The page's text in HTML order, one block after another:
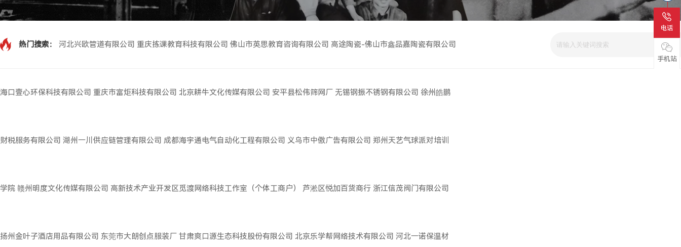
热门搜索： 河北兴欧管道有限公司 重庆拣课教育科技有限公司 佛山市英思教育咨询有限公司 高途陶瓷-佛山市鑫品嘉陶瓷有限公司
海口壹心环保科技有限公司 重庆市富炬科技有限公司 北京耕牛文化传媒有限公司 安平县松伟筛网厂 无锡钢振不锈钢有限公司 徐州皓鹏
财税服务有限公司 湖州一川供应链管理有限公司 成都海宇通电气自动化工程有限公司 义乌市中傲广告有限公司 郑州天艺气球派对培训
学院 赣州明度文化传媒有限公司 高新技术产业开发区觅渡网络科技工作室（个体工商户） 芦淞区悦加百货商行 浙江信茂阀门有限公司
扬州金叶子酒店用品有限公司 东莞市大朗创点服装厂 甘肃爽口源生态科技股份有限公司 北京乐学帮网络技术有限公司 河北一诺保温材
电话
手机站